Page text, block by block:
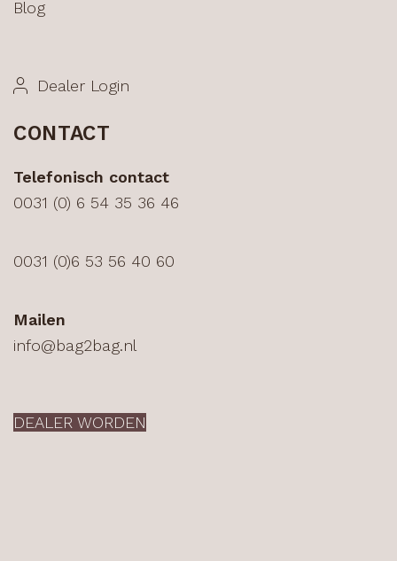
Blog
Dealer Login
CONTACT
Telefonisch contact
0031 (0) 6 54 35 36 46
0031 (0)6 53 56 40 60
Mailen
info@bag2bag.nl
DEALER WORDEN